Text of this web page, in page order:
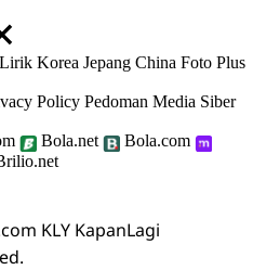
Lirik Korea Jepang China Foto Plus
Policy Pedoman Media Siber
Bola.net
Bola.com
KLY KapanLagi